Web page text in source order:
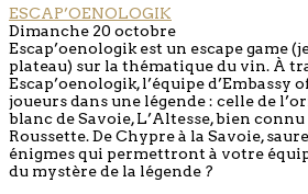
ESCAP’OENOLOGIK
Dimanche 20 octobre
Escap’oenologik est un escape game
plateau) sur la thématique du vin. À
Escap’oenologik, l’équipe d’Embassy
joueurs dans une légende : celle de
blanc de Savoie, L’Altesse, bien
Roussette. De Chypre à la Savoie,
énigmes qui permettront à votre
du mystère de la légende ?